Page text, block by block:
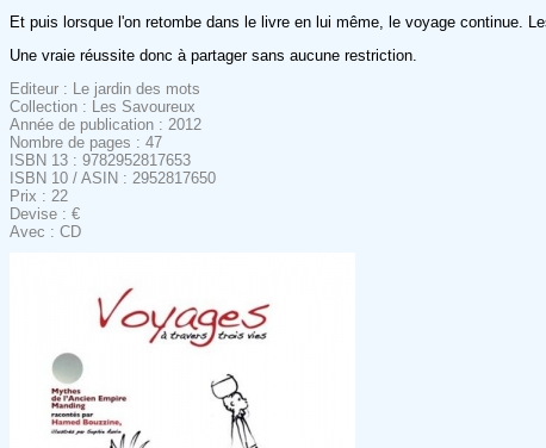
Et puis lorsque l'on retombe dans le livre en lui même, le voyage continue.
Une vraie réussite donc à partager sans aucune restriction.
Editeur : Le jardin des mots
Collection : Les Savoureux
Année de publication : 2012
Nombre de pages : 47
ISBN 13 : 9782952817653
ISBN 10 / ASIN : 2952817650
Prix : 22
Devise : €
Avec : CD